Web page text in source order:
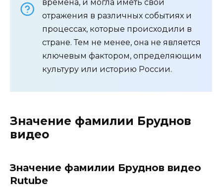
времена, и могла иметь свои
отражения в различных событиях и
процессах, которые происходили в
стране. Тем не менее, она не является
ключевым фактором, определяющим
культуру или историю России.
Значение фамилии Бруднов
видео
Значение фамилии Бруднов видео
Rutube